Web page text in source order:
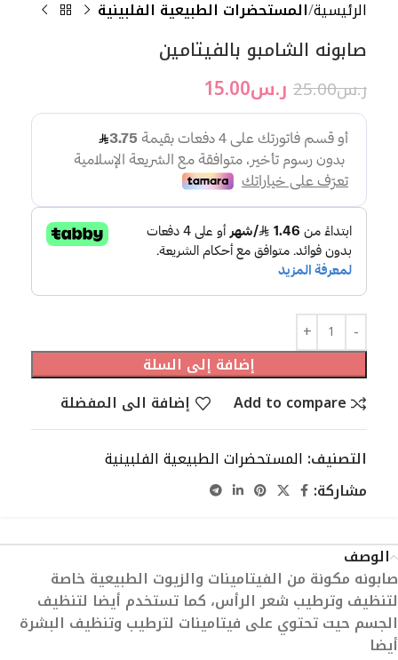
الرئيسية المستحضرات الطبيعية الفلبينية
صابونه الشامبو بالفيتامين
ر.س25.00 ر.س15.00
إضافة إلى السلة
Add to compare
إضافة الى المفضلة
التصنيف: المستحضرات الطبيعية الفلبينية
مشاركة:
الوصف
صابونه مكونة من الفيتامينات والزيوت الطبيعية خاصة
لتنظيف وترطيب شعر الرأس، كما تستخدم أيضا لتنظيف
الجسم حيت تحتوي على فيتامينات لترطيب وتنظيف البشرة
أيضا